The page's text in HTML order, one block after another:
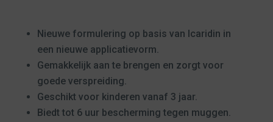
Nieuwe formulering op basis van Icaridin in
een nieuwe applicatievorm.
Gemakkelijk aan te brengen en zorgt voor
goede verspreiding.
Geschikt voor kinderen vanaf 3 jaar.
Biedt tot 6 uur bescherming tegen muggen.